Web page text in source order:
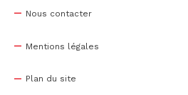
Nous contacter
Mentions légales
Plan du site